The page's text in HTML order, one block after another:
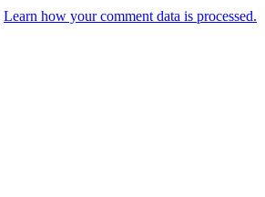
Learn how your comment data is processed.